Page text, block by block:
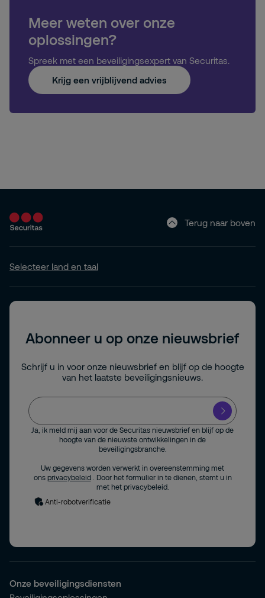
Meer weten over onze
oplossingen?
Spreek met een beveiligingsexpert van Securitas.
Krijg een vrijblijvend advies
Terug naar boven
Selecteer land en taal
Abonneer u op onze nieuwsbrief
Schrijf u in voor onze nieuwsbrief en blijf op de hoogte
van het laatste beveiligingsnieuws.
Ja, ik meld mij aan voor de Securitas nieuwsbrief en blijf op de
hoogte van de nieuwste ontwikkelingen in de
beveiligingsbranche.
Uw gegevens worden verwerkt in overeenstemming met
ons privacybeleid
. Door het formulier in te dienen, stemt u in
met het privacybeleid.
Anti-robotverificatie
Onze beveiligingsdiensten